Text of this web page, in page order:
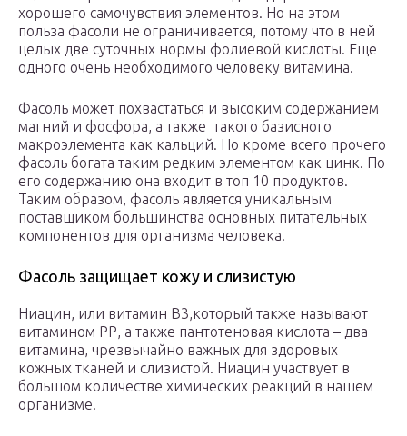
хорошего самочувствия элементов. Но на этом
польза фасоли не ограничивается, потому что в ней
целых две суточных нормы фолиевой кислоты. Еще
одного очень необходимого человеку витамина.
Фасоль может похвастаться и высоким содержанием
магний и фосфора, а также такого базисного
макроэлемента как кальций. Но кроме всего прочего
фасоль богата таким редким элементом как цинк. По
его содержанию она входит в топ 10 продуктов.
Таким образом, фасоль является уникальным
поставщиком большинства основных питательных
компонентов для организма человека.
Фасоль защищает кожу и слизистую
Ниацин, или витамин В3,который также называют
витамином РР, а также пантотеновая кислота – два
витамина, чрезвычайно важных для здоровых
кожных тканей и слизистой. Ниацин участвует в
большом количестве химических реакций в нашем
организме.